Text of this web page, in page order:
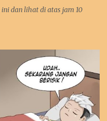
ini dan lihat di atas jam 10